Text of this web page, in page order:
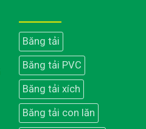
Băng tải
Băng tải PVC
Băng tải xích
Băng tải con lăn